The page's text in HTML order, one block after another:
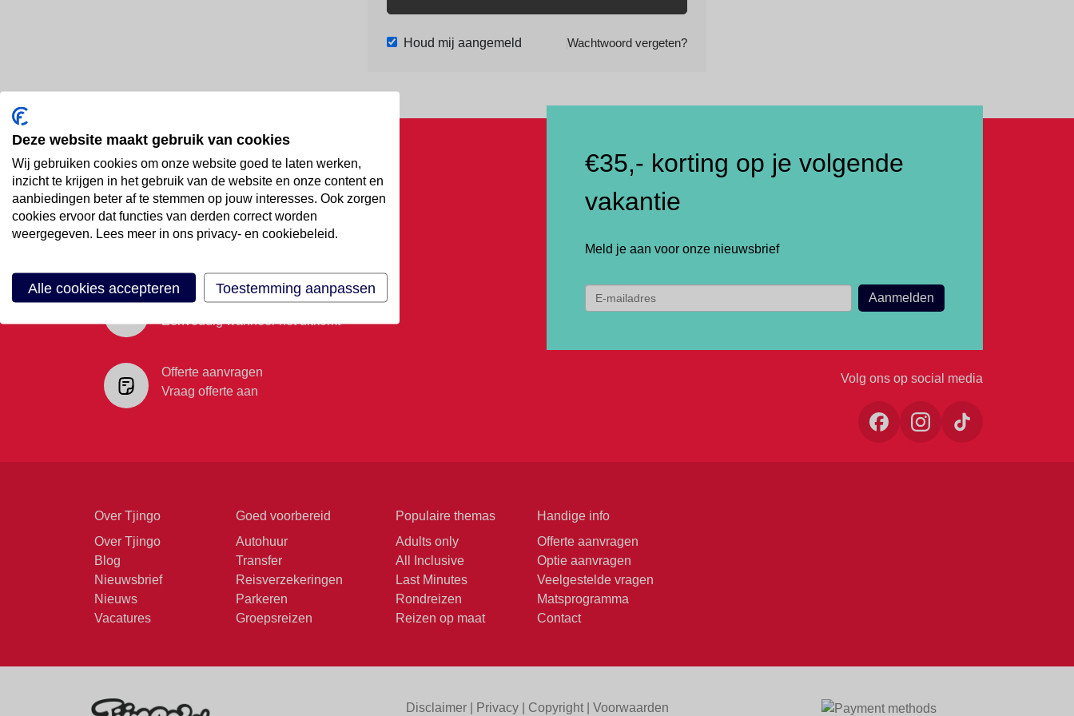
Houd mij aangemeld Wachtwoord vergeten?
Bel ons
088 66 55 999
Mail ons
Maak een afspraak
Eenvoudig wanneer het uitkomt
Offerte aanvragen
Vraag offerte aan
€35,- korting op je volgende
vakantie
Meld je aan voor onze nieuwsbrief
Volg ons op social media
Over Tjingo
Over Tjingo
Blog
Nieuwsbrief
Nieuws
Vacatures
Goed voorbereid
Autohuur
Transfer
Reisverzekeringen
Parkeren
Groepsreizen
Populaire themas
Adults only
All Inclusive
Last Minutes
Rondreizen
Reizen op maat
Handige info
Offerte aanvragen
Optie aanvragen
Veelgestelde vragen
Matsprogramma
Contact
Disclaimer| Privacy| Copyright| Voorwaarden
Deze website maakt gebruik van cookies
Wij gebruiken cookies om onze website goed te laten werken,
inzicht te krijgen in het gebruik van de website en onze content en
aanbiedingen beter af te stemmen op jouw interesses. Ook zorgen
cookies ervoor dat functies van derden correct worden
weergegeven. Lees meer in ons privacy- en cookiebeleid.
Alle cookies accepteren Toestemming aanpassen